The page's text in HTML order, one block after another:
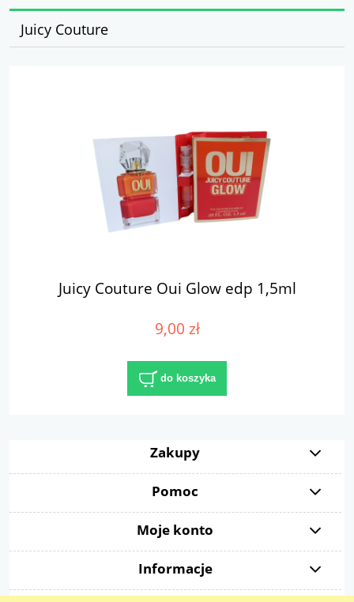
Juicy Couture
Juicy Couture Oui Glow edp 1,5ml
9,00 zł
do koszyka
Zakupy
Pomoc
Moje konto
Informacje